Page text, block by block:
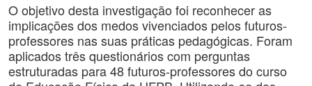
O objetivo desta investigação foi reconhecer as
implicações dos medos vivenciados pelos futuros-
professores nas suas práticas pedagógicas. Foram
aplicados três questionários com perguntas
estruturadas para 48 futuros-professores do curso